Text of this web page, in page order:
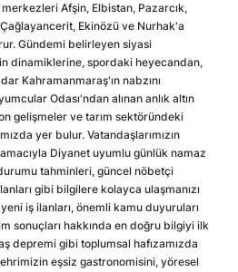
Afşin, Elbistan, Pazarcık,
Ekinözü ve Nurhak'a
Gündemi belirleyen siyasi
dinamiklerine, spordaki heyecandan,
Kahramanmaraş'ın nabzını
Odası'ndan alınan anlık altın
gelişmeler ve tarım sektöründeki
yer bulur. Vatandaşlarımızın
Diyanet uyumlu günlük namaz
tahminleri, güncel nöbetçi
gibi bilgilere kolayca ulaşmanızı
iş ilanları, önemli kamu duyuruları
sonuçları hakkında en doğru bilgiyi ilk
depremi gibi toplumsal hafızamızda
eşsiz gastronomisini, yöresel